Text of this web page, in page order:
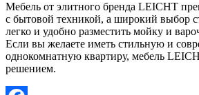
Мебель от элитного бренда LEICHT
с бытовой техникой, а широкий выбор
легко и удобно разместить мойку и
Если вы желаете иметь стильную и
однокомнатную квартиру, мебель
решением.